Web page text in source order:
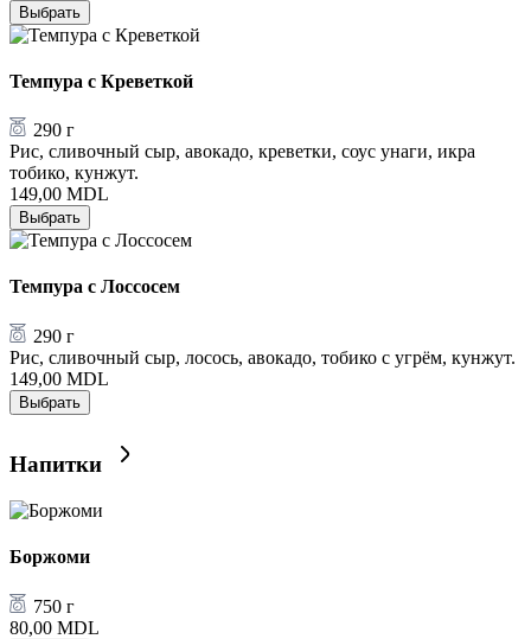
Выбрать
Темпура с Креветкой
290 г
Рис, сливочный сыр, авокадо, креветки, соус унаги, икра
тобико, кунжут.
149,00 MDL
Выбрать
Темпура с Лоссосем
290 г
Рис, сливочный сыр, лосось, авокадо, тобико с угрём, кунжут.
149,00 MDL
Выбрать
Напитки
Боржоми
750 г
80,00 MDL